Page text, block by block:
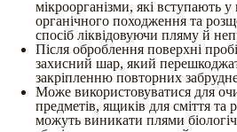
мікроорганізми, які вступають у
органічного походження та
спосіб ліквідовуючи пляму й
Після оброблення поверхні
захисний шар, який
закріпленню повторних
Може використовуватися для
предметів, ящиків для сміття та
можуть виникати плями